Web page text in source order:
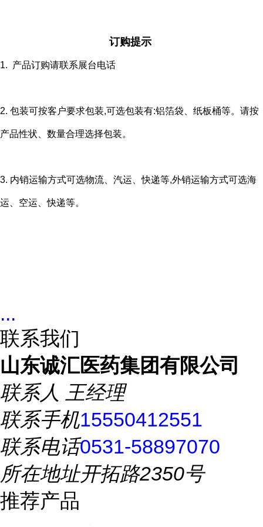
订购提示
1. 产品订购请联系展台电话
2. 包装可按客户要求包装,可选包装有:铝箔袋、纸板桶等。请按
产品性状、数量合理选择包装。
3. 内销运输方式可选物流、汽运、快递等,外销运输方式可选海
运、空运、快递等。
...
联系我们
山东诚汇医药集团有限公司
联系人 王经理
联系手机15550412551
联系电话0531-58897070
所在地址开拓路2350号
推荐产品